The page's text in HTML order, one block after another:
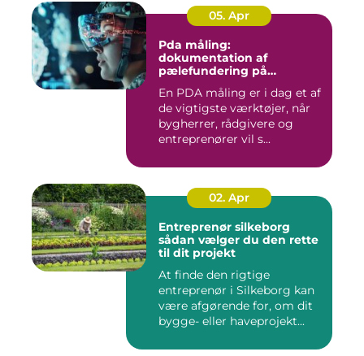
05. Apr
Pda måling:
dokumentation af
pælefundering på
En PDA måling er i dag et af
de vigtigste værktøjer, når
bygherrer, rådgivere og
entreprenører vil s...
02. Apr
Entreprenør silkeborg
sådan vælger du den rette
til dit projekt
At finde den rigtige
entreprenør i Silkeborg kan
være afgørende for, om dit
bygge- eller haveprojekt...